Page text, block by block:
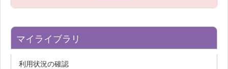
マイライブラリ
利用状況の確認